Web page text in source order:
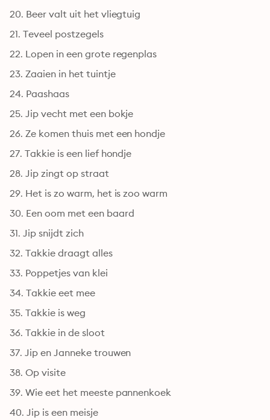
20. Beer valt uit het vliegtuig
21. Teveel postzegels
22. Lopen in een grote regenplas
23. Zaaien in het tuintje
24. Paashaas
25. Jip vecht met een bokje
26. Ze komen thuis met een hondje
27. Takkie is een lief hondje
28. Jip zingt op straat
29. Het is zo warm, het is zoo warm
30. Een oom met een baard
31. Jip snijdt zich
32. Takkie draagt alles
33. Poppetjes van klei
34. Takkie eet mee
35. Takkie is weg
36. Takkie in de sloot
37. Jip en Janneke trouwen
38. Op visite
39. Wie eet het meeste pannenkoek
40. Jip is een meisje